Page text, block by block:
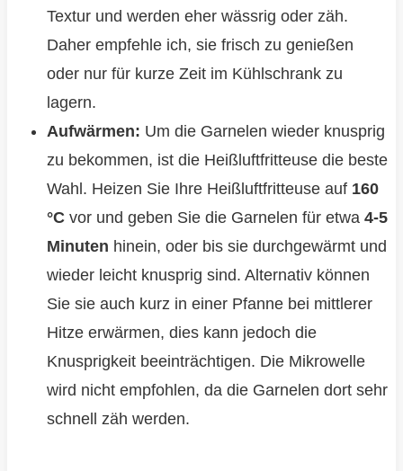
Textur und werden eher wässrig oder zäh.
Daher empfehle ich, sie frisch zu genießen
oder nur für kurze Zeit im Kühlschrank zu
lagern.
Aufwärmen: Um die Garnelen wieder knusprig
zu bekommen, ist die Heißluftfritteuse die beste
Wahl. Heizen Sie Ihre Heißluftfritteuse auf 160
°Cvor und geben Sie die Garnelen für etwa 4-5
Minuten hinein, oder bis sie durchgewärmt und
wieder leicht knusprig sind. Alternativ können
Sie sie auch kurz in einer Pfanne bei mittlerer
Hitze erwärmen, dies kann jedoch die
Knusprigkeit beeinträchtigen. Die Mikrowelle
wird nicht empfohlen, da die Garnelen dort sehr
schnell zäh werden.